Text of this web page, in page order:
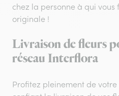
chez la personne à qui
originale !
Livraison de fleurs
réseau Interflora
Profitez pleinement de